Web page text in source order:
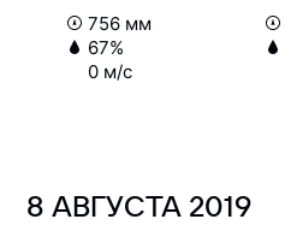
756 мм
67%
0 м/с
8 АВГУСТА 2019